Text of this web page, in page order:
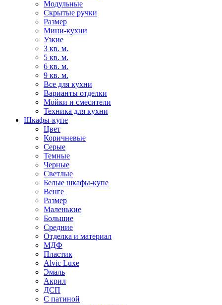
Модульные
Скрытые ручки
Размер
Мини-кухни
Узкие
3 кв. м.
5 кв. м.
6 кв. м.
9 кв. м.
Все для кухни
Варианты отделки
Мойки и смесители
Техника для кухни
Шкафы-купе
Цвет
Коричневые
Серые
Темные
Черные
Светлые
Белые шкафы-купе
Венге
Размер
Маленькие
Большие
Средние
Отделка и материал
МДФ
Пластик
Alvic Luxe
Эмаль
Акрил
ДСП
С патиной